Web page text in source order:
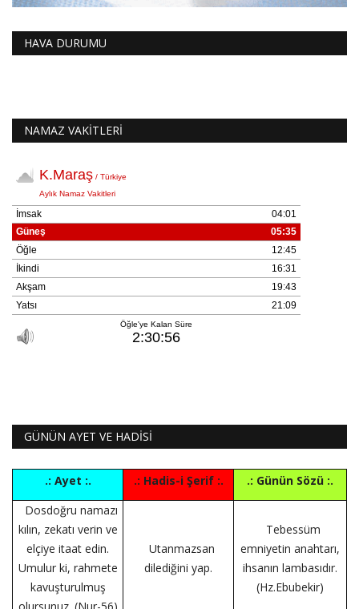
HAVA DURUMU
NAMAZ VAKİTLERİ
GÜNÜN AYET VE HADİSİ
.: Ayet :. .: Hadis-i Şerif :.
.: Günün Sözü :.
Dosdoğru namazı
kılın, zekatı verin ve
elçiye itaat edin.
Umulur ki, rahmete
kavuşturulmuş
Utanmazsan
dilediğini yap.
Tebessüm
emniyetin anahtarı,
ihsanın lambasıdır.
(Hz.Ebubekir)